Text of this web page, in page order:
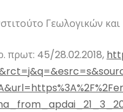
Γεωλογικών
πρωτ: 45/28.02.2018,